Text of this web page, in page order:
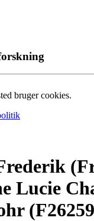
bruger cookies.
Lucie